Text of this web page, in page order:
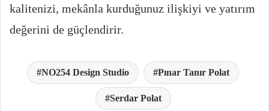
kalitenizi, mekânla kurduğunuz ilişkiyi ve yatırım
değerini de güçlendirir.
NO254 Design Studio Pınar Tanır Polat
Serdar Polat